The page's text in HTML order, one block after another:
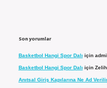
Son yorumlar
Basketbol Hangi Spor Dalı için
Basketbol Hangi Spor Dalı için
Anıtsal Giriş Kapılarına Ne Ad